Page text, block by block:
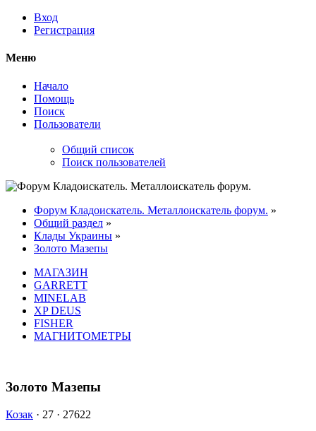
Вход
Регистрация
Меню
Начало
Помощь
Поиск
Пользователи
Общий список
Поиск пользователей
Форум Кладоискатель. Металлоискатель форум. »
Общий раздел »
Клады Украины »
Золото Мазепы
МАГАЗИН
GARRETT
MINELAB
XP DEUS
FISHER
МАГНИТОМЕТРЫ
Золото Мазепы
Козак · 27 · 27622